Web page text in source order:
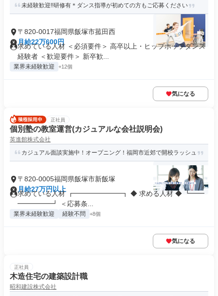
未経験歓迎!!研修有＊ダンス指導が初めての方もご応募ください
〒820-0017福岡県飯塚市菰田西
月給22万600円
求めている人材 ＜必須要件＞ 高卒以上・ヒップホップダンス
経験者 ＜歓迎要件＞ 新卒歓...
業界未経験歓迎 +12個
気になる
正社員
個別塾の教室運営(カジュアルな会社説明会)
英進館株式会社
カジュアル面談実施中！オープニング！福岡市近郊で開校ラッシュ
〒820-0005福岡県飯塚市新飯塚
月給27万円以上
求めている人材 ┏━━━━━━━┓ ◆ 求める人材 ◆ ┗━━
━━━━━┛ ＜応募条...
業界未経験歓迎 経験不問 +8個
気になる
正社員
木造住宅の建築設計職
昭和建設株式会社